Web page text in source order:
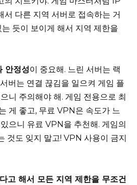
서 다른 지역 서버로 접속하는 거
듯이 보이게 해서 지역 제한을
안정성이 중요해. 느린 서버는 랙
버는 연결 끊김을 일으켜 게임 플
니 주의해야 해. 게임 전용으로 최
게 좋고, 무료 VPN은 속도가 느
으니 유료 VPN을 추천해. 게임의
것도 잊지 말고! VPN 사용이 금지
고 해서 모든 지역 제한을 무조건